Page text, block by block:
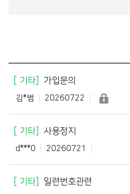
기타 가입문의
김*범 20260722
기타 사용정지
d***0 20260721
기타 일련번호관련